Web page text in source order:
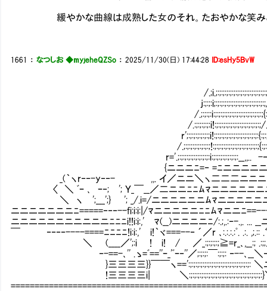
緩やかな曲線は成熟した女のそれ。たおやかな笑みと合
1661 ：なつしお ◆myjeheQZSo ：2025/11/30(日) 17:44:28 ID:esHy5BvW
/.;i.;:;:;:;:;:;:;:;:;:;:;:;:;:;:;:;/.;:;:;://
j:;:;:i;:;:;:;:;:;:;:;:;:;:;:;:;:;:;/.;:;:;://
/
/.:;:;:;:;:i!:;:;:;:;:;:;:;:;:;:;:;:;:;/.;:;:;:;//
/
r='.;:;:;:;:;:;:;:;:;:i:;:;:;:;:;:;:;:__,,.. -‐=ﾆ
{ニニニﾆ=‐ =ﾆニニニニニニ
_(｀ヽr‐‐-y‐‐- ,,. イ／ニニ＼ヽ二二二ニニニ
〈 ＼ ﾞｰ ､ ｰ‐; '; Ｙ_￣__／二ニニﾆﾆﾑﾏニニニニニニ
＼ ヽ ';___';} '; _/.i=/ニニニニニニﾑﾏニニニニニニ
ニニニニニニニﾆ=====‐‐‐--fi:i:i:|/ﾏニニニニニﾆﾆﾑﾏニ
ニニニニニニニニニニニﾆﾆﾆi!!i:i:,' ﾏ(__)ニニニニﾆ/:.;,.:‐-.,. ... __
￣ ‐‐‐‐----====ﾆﾆﾆﾆ!i:i:,' i!｀ヾ===--‐ ´／r ､:.:.:.:ﾟ. .:. ,;.:: .゛
＼ (____／';:i ! i! / ／_:;:;:;:;≧=r_､,__:; .:;;. ﾟ :.: .;;.:
‐-==-､'' .ゝ=ﾞ==''ｰ_'ﾞｰ‐''／;:;:;:￣:;:;: ‐--､__＼‐-
}三三三三}}￣￣ヽ==':;:;:;:;:;:;:;:;:;:;:;:;:;:;:;:;:;: ＼ニ
!三三三三i| ＼:;:;:;:;:;:;:;:;:;:;:;:;:;:;:;:;:;:;:;:;:}＼ニ